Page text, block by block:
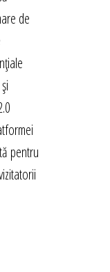
de
pentru